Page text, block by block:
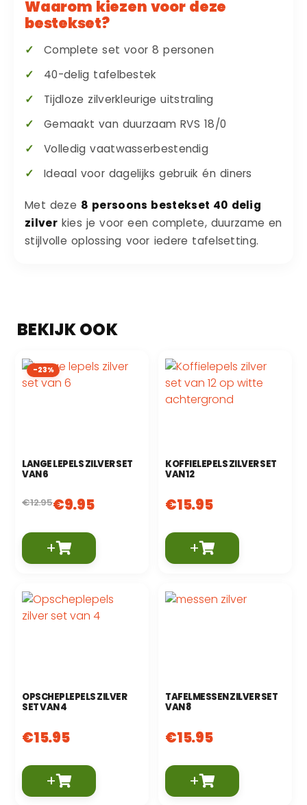
Waarom kiezen voor deze
bestekset?
Complete set voor 8 personen
40-delig tafelbestek
Tijdloze zilverkleurige uitstraling
Gemaakt van duurzaam RVS 18/0
Volledig vaatwasserbestendig
Ideaal voor dagelijks gebruik én diners
Met deze 8 persoons bestekset 40 delig
zilverkies je voor een complete, duurzame en
stijlvolle oplossing voor iedere tafelsetting.
-23%
LANGE LEPELS ZILVER SET
VAN 6
€12.95€9.95
+
KOFFIELEPELS ZILVER SET
VAN 12
€15.95
+
OPSCHEPLEPELS ZILVER
SET VAN 4
€15.95
+
TAFELMESSEN ZILVER SET
VAN 8
€15.95
+